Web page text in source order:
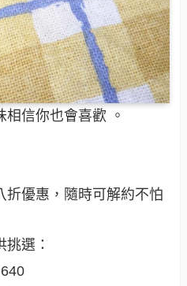
信你也會喜歡 。
折優惠，隨時可解約不怕
選：